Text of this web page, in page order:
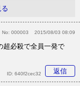
No: 000003 2015/08/03 08:09
超必殺で全員一発で
返信
ID: 640f2cec32